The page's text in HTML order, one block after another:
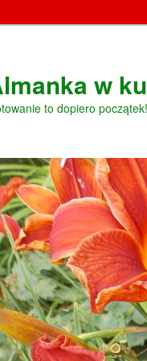
w
to dopiero początek!